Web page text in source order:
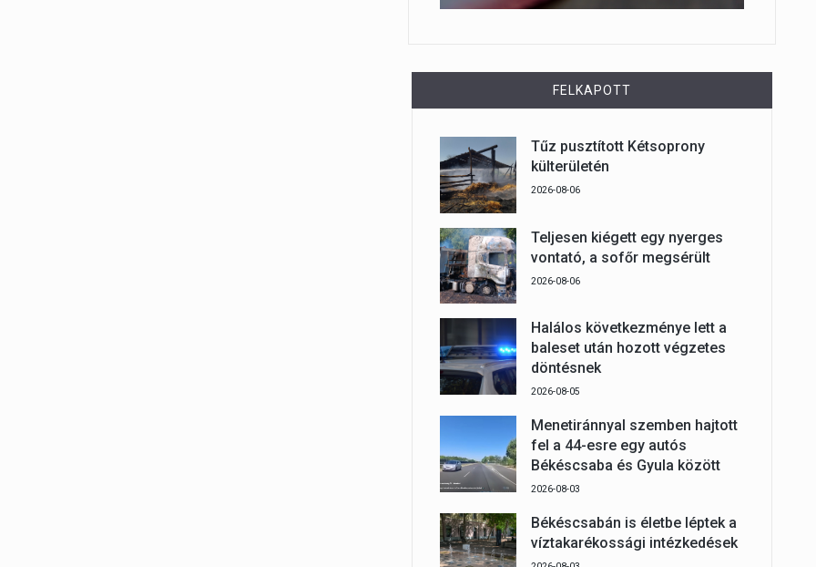
FELKAPOTT
Tűz pusztított Kétsoprony
külterületén
2026-08-06
Teljesen kiégett egy nyerges
vontató, a sofőr megsérült
2026-08-06
Halálos következménye lett a
baleset után hozott végzetes
döntésnek
2026-08-05
Menetiránnyal szemben hajtott
fel a 44-esre egy autós
Békéscsaba és Gyula között
2026-08-03
Békéscsabán is életbe léptek a
víztakarékossági intézkedések